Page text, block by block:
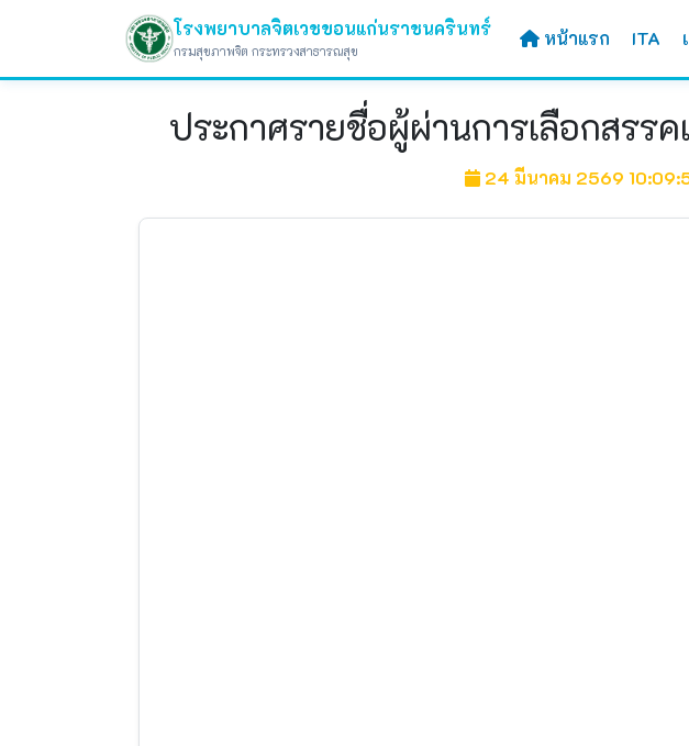
โรงพยาบาลจิตเวชขอนแก่นราชนครินทร์
กรมสุขภาพจิต กระทรวงสาธารณสุข
หน้าแรก ITA
ประกาศรายชื่อผู้ผ่านการเลือกสรร
24 มีนาคม 2569